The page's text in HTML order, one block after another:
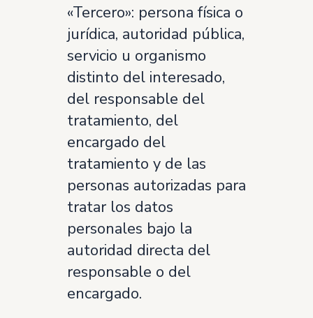
«Tercero»: persona física o
jurídica, autoridad pública,
servicio u organismo
distinto del interesado,
del responsable del
tratamiento, del
encargado del
tratamiento y de las
personas autorizadas para
tratar los datos
personales bajo la
autoridad directa del
responsable o del
encargado.